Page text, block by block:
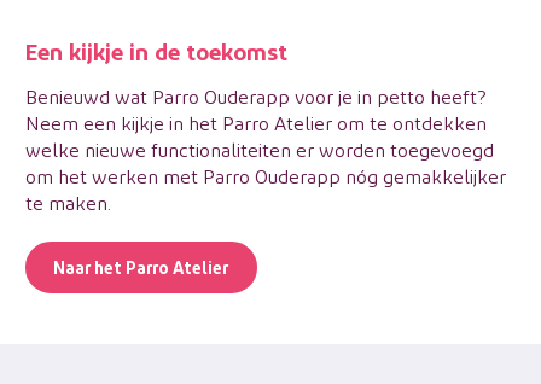
Een kijkje in de toekomst
Benieuwd wat Parro Ouderapp voor je in petto heeft?
Neem een kijkje in het Parro Atelier om te ontdekken
welke nieuwe functionaliteiten er worden toegevoegd
om het werken met Parro Ouderapp nóg gemakkelijker
te maken.
Naar het Parro Atelier